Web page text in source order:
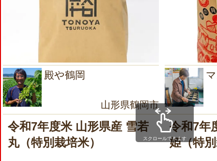
殿や鶴岡
山形県鶴岡市
令和7年度米 山形県産 雪若
丸（特別栽培米）
令和7年
姫（特
スクロールできます